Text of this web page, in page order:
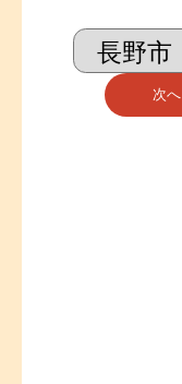
次へ